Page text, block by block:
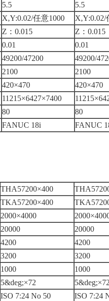
5.5 5.5
X,Y:0.02/任意1000
X,Y:0.02/
Z：0.015
Z：0.015
0.01
0.01
49200/47200
49200/
2100
2100
420×470
420×470
11215×6427×7400
80
80
FANUC 18i FANUC
THA57200×400
TKA57200×400
2000×4000
20000
20000
4200
4200
3200
3200
1000
1000
5&deg;×72
5&deg;×72
ISO 7:24 No 50
ISO 7:24